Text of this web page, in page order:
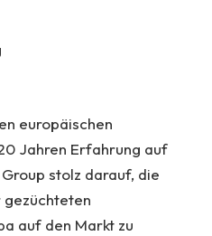
europäischen
Jahren Erfahrung auf
stolz darauf, die
auf den Markt zu